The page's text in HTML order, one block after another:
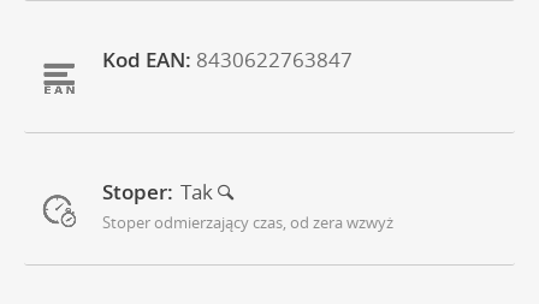
Kod EAN: 8430622763847
Stoper: Tak
Stoper odmierzający czas, od zera wzwyż